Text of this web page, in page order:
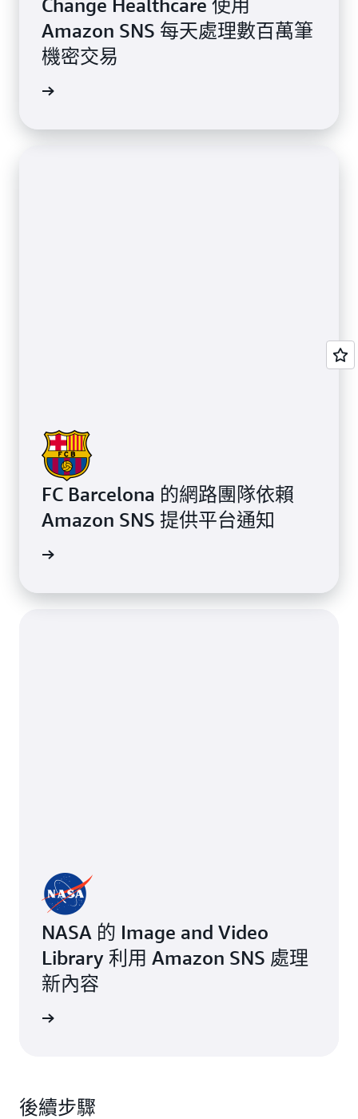
Change Healthcare 使用
Amazon SNS 每天處理數百萬筆
機密交易
FC Barcelona 的網路團隊依賴
Amazon SNS 提供平台通知
NASA 的 Image and Video
Library 利用 Amazon SNS 處理
新內容
後續步驟